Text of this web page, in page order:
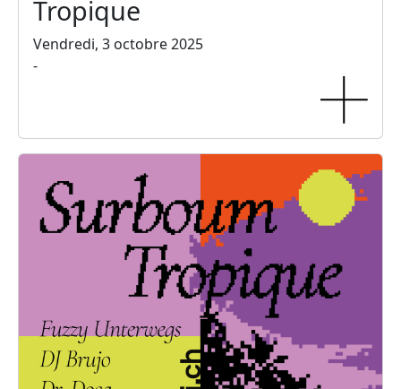
Tropique
Vendredi, 3 octobre 2025
-